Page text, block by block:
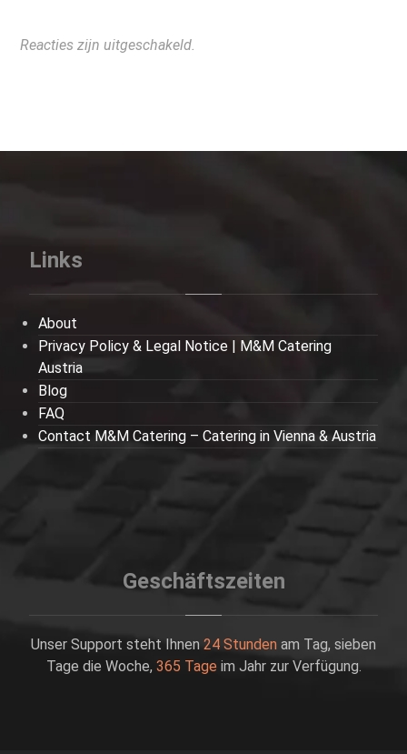
Reacties zijn uitgeschakeld.
Links
About
Privacy Policy & Legal Notice | M&M Catering
Austria
Blog
FAQ
Contact M&M Catering – Catering in Vienna & Austria
Geschäftszeiten
Unser Support steht Ihnen 24 Stunden am Tag, sieben
Tage die Woche, 365 Tageim Jahr zur Verfügung.